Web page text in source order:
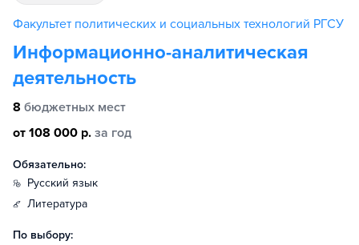
Факультет политических и социальных технологий РГСУ
Информационно-аналитическая
деятельность
8 бюджетных мест
от 108 000 р. за год
Обязательно:
русский язык
литература
По выбору: